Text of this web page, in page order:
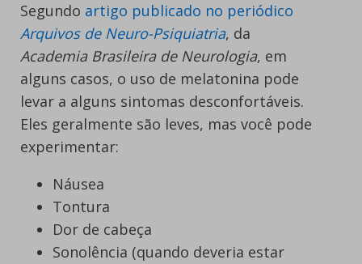
Segundo artigo publicado no periódico
Arquivos de Neuro-Psiquiatria, da
Academia Brasileira de Neurologia, em
alguns casos, o uso de melatonina pode
levar a alguns sintomas desconfortáveis.
Eles geralmente são leves, mas você pode
experimentar:
Náusea
Tontura
Dor de cabeça
Sonolência (quando deveria estar